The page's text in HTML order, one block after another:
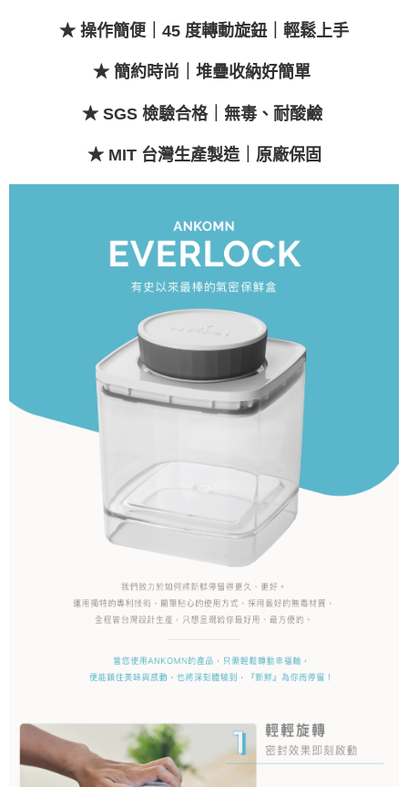
★ 操作簡便｜45 度轉動旋鈕｜輕鬆上手
★ 簡約時尚｜堆疊收納好簡單
★ SGS 檢驗合格｜無毒、耐酸鹼
★ MIT 台灣生產製造｜原廠保固